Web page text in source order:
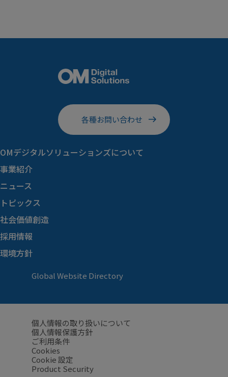
各種お問い合わせ
Global Website Directory
OMデジタルソリューションズについて
事業紹介
ニュース
トピックス
社会価値創造
採用情報
環境方針
個人情報の取り扱いについて
個人情報保護方針
ご利用条件
Cookies
Cookie 設定
Product Security